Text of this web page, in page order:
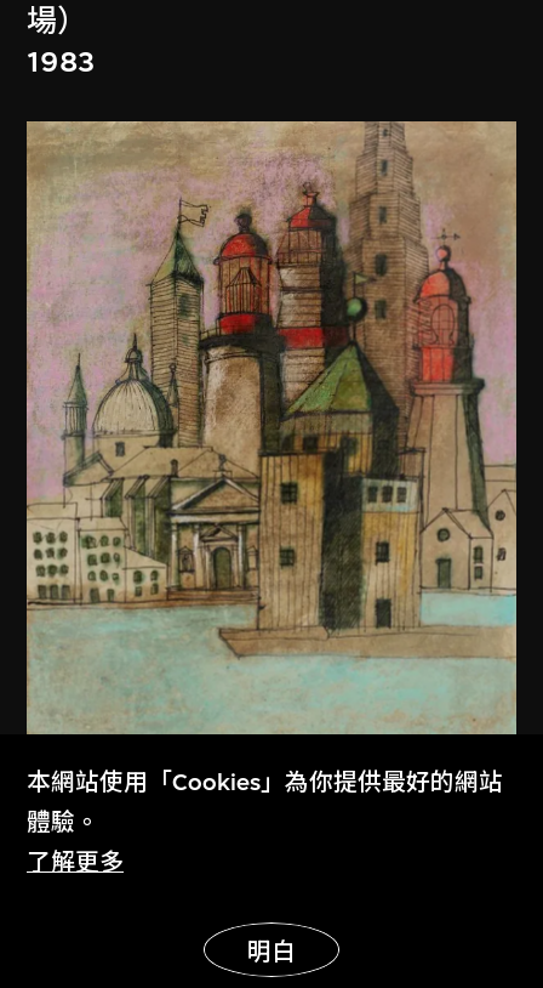
場）
1983
阿爾多．羅西
意大利威尼斯世界劇場繪圖
本網站使用「Cookies」為你提供最好的網站
體驗。
了解更多
明白
展示更多